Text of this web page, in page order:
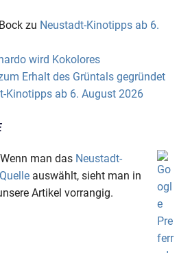
zu Neustadt-Kinotipps ab 6.
wird Kokolores
Erhalt des Grüntals gegründet
Kinotipps ab 6. August 2026
man das Neustadt-
auswählt, sieht man in
Artikel vorrangig.